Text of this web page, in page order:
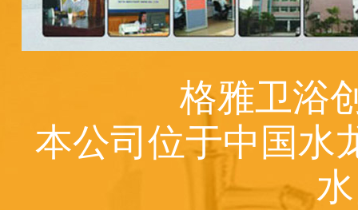
格雅卫浴
本公司位于中国水